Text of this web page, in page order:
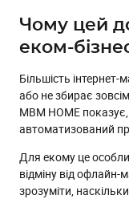
Чому цей
еком-
Більшість інтернет-
або не збирає
MBM HOME
автоматизований
Для екому це
відміну від офлайн-
зрозуміти,